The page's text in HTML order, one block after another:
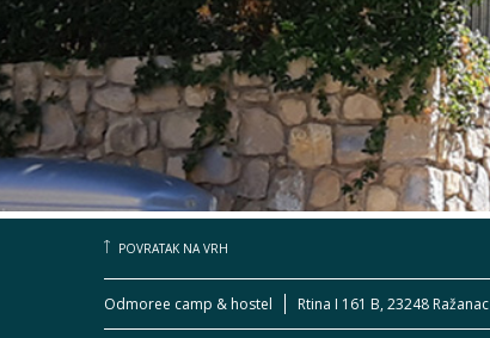
POVRATAK NA VRH
Odmoree camp & hostel Rtina I 161 B, 23248 Ražanac